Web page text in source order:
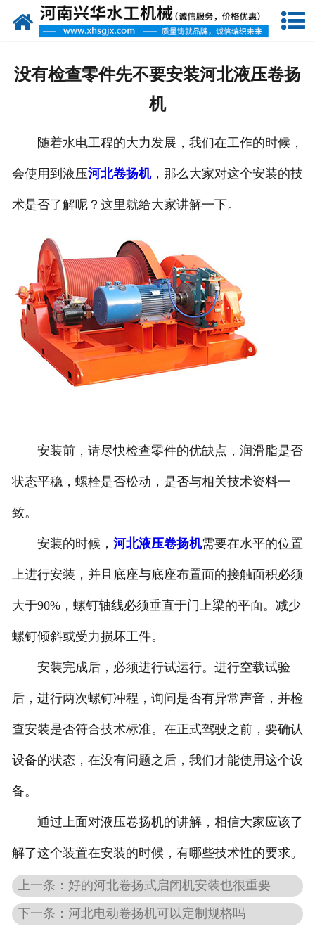
网站首页
资质荣誉
没有检查零件先不要安装河北液压卷扬
机
随着水电工程的大力发展，我们在工作的时候，
会使用到液压河北卷扬机，那么大家对这个安装的技
术是否了解呢？这里就给大家讲解一下。
安装前，请尽快检查零件的优缺点，润滑脂是否
状态平稳，螺栓是否松动，是否与相关技术资料一
致。
安装的时候， 河北液压卷扬机需要在水平的位置
上进行安装，并且底座与底座布置面的接触面积必须
大于90%，螺钉轴线必须垂直于门上梁的平面。减少
螺钉倾斜或受力损坏工件。
安装完成后，必须进行试运行。进行空载试验
后，进行两次螺钉冲程，询问是否有异常声音，并检
查安装是否符合技术标准。在正式驾驶之前，要确认
设备的状态，在没有问题之后，我们才能使用这个设
备。
通过上面对液压卷扬机的讲解，相信大家应该了
解了这个装置在安装的时候，有哪些技术性的要求。
上一条：好的河北卷扬式启闭机安装也很重要
下一条：河北电动卷扬机可以定制规格吗